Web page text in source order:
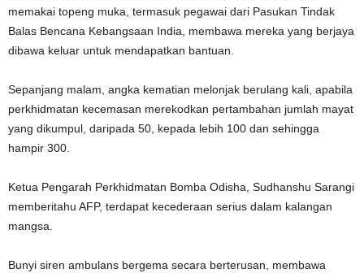
memakai topeng muka, termasuk pegawai dari Pasukan Tindak
Balas Bencana Kebangsaan India, membawa mereka yang berjaya
dibawa keluar untuk mendapatkan bantuan.
Sepanjang malam, angka kematian melonjak berulang kali, apabila
perkhidmatan kecemasan merekodkan pertambahan jumlah mayat
yang dikumpul, daripada 50, kepada lebih 100 dan sehingga
hampir 300.
Ketua Pengarah Perkhidmatan Bomba Odisha, Sudhanshu Sarangi
memberitahu AFP, terdapat kecederaan serius dalam kalangan
mangsa.
Bunyi siren ambulans bergema secara berterusan, membawa